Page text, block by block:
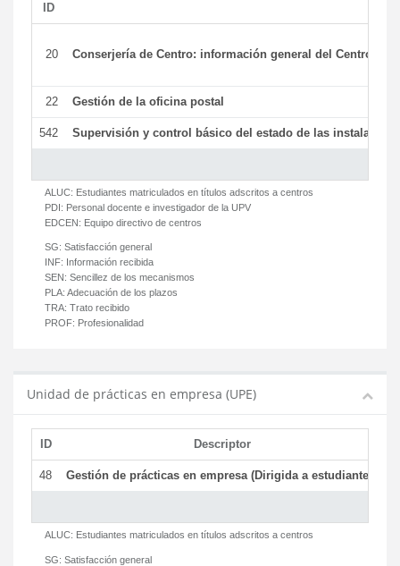
ID
20 Conserjería de Centro: información general del Centro y
22 Gestión de la oficina postal
542 Supervisión y control básico del estado de las
ALUC: Estudiantes matriculados en títulos adscritos a centros
PDI: Personal docente e investigador de la UPV
EDCEN: Equipo directivo de centros
SG: Satisfacción general
INF: Información recibida
SEN: Sencillez de los mecanismos
PLA: Adecuación de los plazos
TRA: Trato recibido
PROF: Profesionalidad
Unidad de prácticas en empresa (UPE)
ID Descriptor
48 Gestión de prácticas en empresa (Dirigida a estudiantes)
ALUC: Estudiantes matriculados en títulos adscritos a centros
SG: Satisfacción general